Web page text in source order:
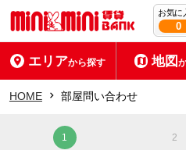
お気に
0
エリアから探す 地図
HOME 部屋問い合わせ